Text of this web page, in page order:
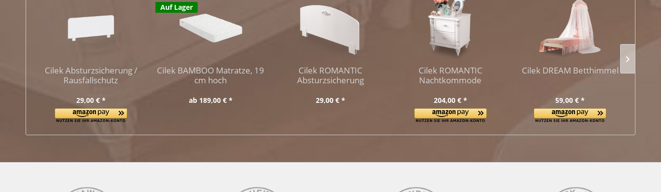
Cilek Absturzsicherung /
Rausfallschutz
29,00 € *
Auf Lager
Cilek BAMBOO Matratze, 19
cm hoch
ab 189,00 € *
Cilek ROMANTIC
Absturzsicherung
29,00 € *
Cilek ROMANTIC
Nachtkommode
204,00 € *
Cilek DREAM Betthimmel
59,00 € *